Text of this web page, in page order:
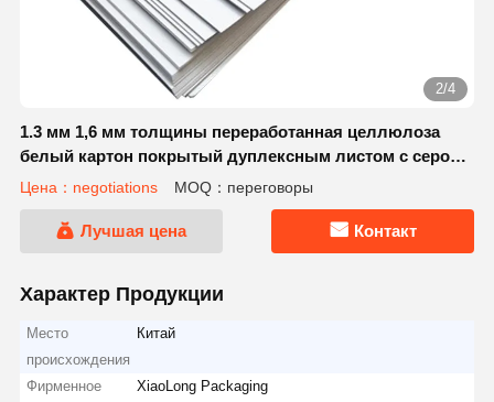
2/4
1.3 мм 1,6 мм толщины переработанная целлюлоза
белый картон покрытый дуплексным листом с серой
бумагой
Цена：negotiations MOQ：переговоры
Лучшая цена Контакт
Характер Продукции
Место
происхождения
Китай
Фирменное
XiaoLong Packaging